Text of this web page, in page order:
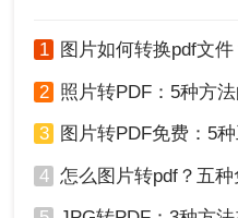
1 图片如何转换pdf文件？四种
2 照片转PDF：5种方法的文
3 图片转PDF免费：5种工具的
4 怎么图片转pdf？五种免费方法